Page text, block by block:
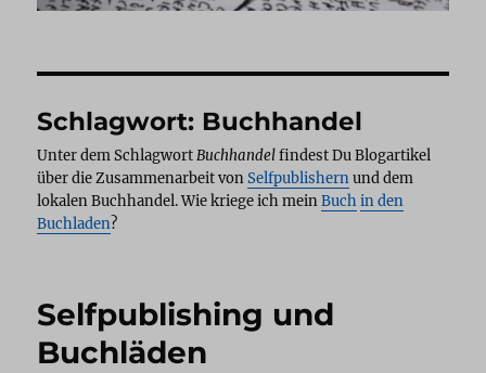
Schlagwort: Buchhandel
Unter dem SchlagwortBuchhandelfindest Du Blogartikel
über die Zusammenarbeit vonSelfpublishernund dem
lokalen Buchhandel. Wie kriege ich meinBuch in den
Buchladen?
Selfpublishing und
Buchläden